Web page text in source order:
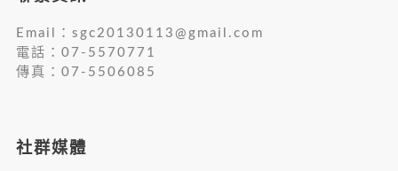
Email：sgc20130113@gmail.com
電話：07-5570771
傳真：07-5506085
社群媒體